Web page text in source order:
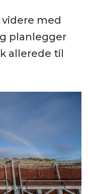
med
planlegger
allerede til